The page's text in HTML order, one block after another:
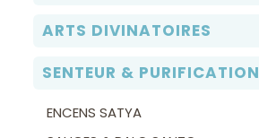
produit
ARTS DIVINATOIRES
SENTEUR & PURIFICATION
ENCENS SATYA